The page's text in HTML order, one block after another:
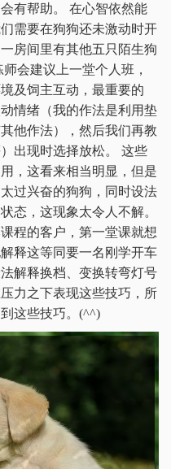
有帮助。 在心智依然能
需要在狗狗还未激动时开
房间里有其他五只陌生狗
会建议上一堂个人班，
及饲主互动，最重要的
情绪（我的作法是利用垫
他作法），然后我们再教
出现时选择放松。 这些
，这看来相当明显，但是
过兴奋的狗狗，同时设法
态，这现象太令人不解。
程的客户，第一堂课就想
释这等同要一名刚学开车
解释换档、变换转弯灯号
力之下表现这些技巧，所
这些技巧。(^^)